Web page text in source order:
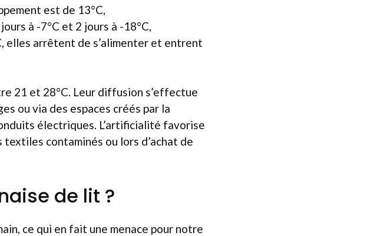
est de 13°C,
à -7°C et 2 jours à -18°C,
elles arrêtent de s’alimenter et entrent
21 et 28°C. Leur diffusion s’effectue
ou via des espaces créés par la
électriques. L’artificialité favorise
contaminés ou lors d’achat de
de lit ?
ce qui en fait une menace pour notre